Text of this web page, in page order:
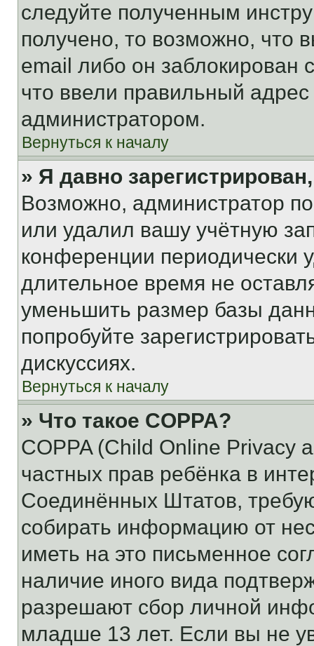
следуйте полученным
получено, то возможно, что
email либо он
что ввели правильный адрес
администратором.
Вернуться к началу
» Я давно
Возможно, администратор
или удалил вашу учётную
конференции периодически
длительное время не
уменьшить размер базы
попробуйте
дискуссиях.
Вернуться к началу
» Что такое COPPA?
COPPA (Child Online Privacy
частных прав ребёнка в
Соединённых Штатов,
собирать информацию от
иметь на это письменное
наличие иного вида
разрешают сбор личной
младше 13 лет. Если вы не